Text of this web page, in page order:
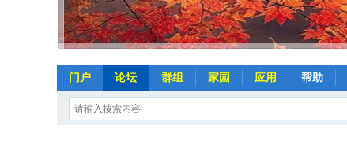
门户 论坛 群组 家园 应用 帮助